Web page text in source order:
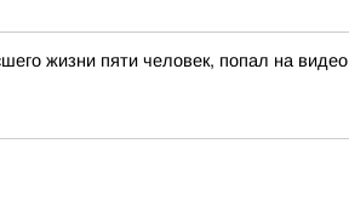
жизни пяти человек, попал на видео